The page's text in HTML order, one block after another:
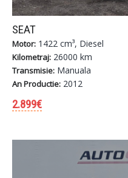
SEAT
Motor: 1422 cm³, Diesel
Kilometraj: 26000 km
Transmisie: Manuala
An Productie: 2012
2.899€